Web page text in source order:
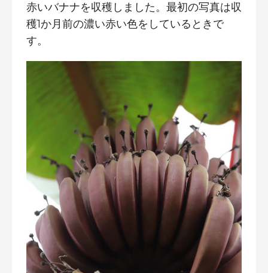
赤いバナナを収穫しました。最初の写真は収
穫1か月前の濃い赤い色をしているときで
す。